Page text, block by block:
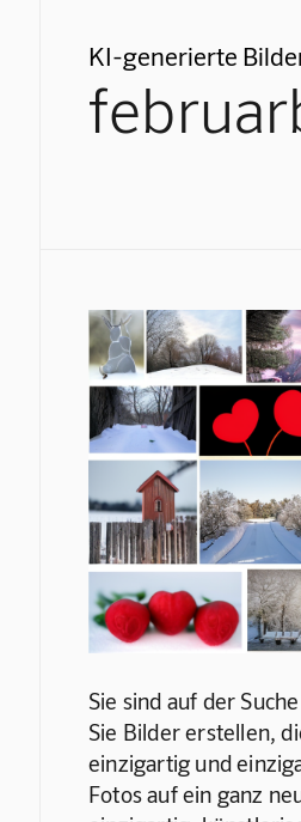
KI-generierte
Sie sind auf der
Sie Bilder erstellen,
einzigartig und
Fotos auf ein ganz